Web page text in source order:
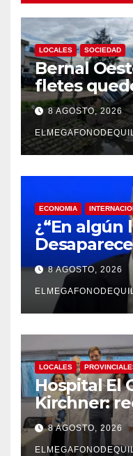
LOCALES SOCIEDAD
Bernal
fletes
al arroyo
8 AGOSTO, 2026
ECONOMIA
¿“En algún
presidente
responde
8 AGOSTO, 2026
LOCALES
Hospital El
Kirchner:
su atención
8 AGOSTO, 2026